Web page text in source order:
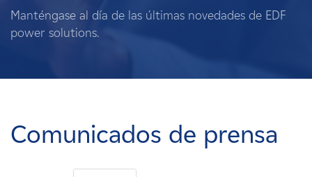
Terratenientes
Carreras
Manténgase al día de las últimas novedades de EDF
power solutions.
Comunicados de prensa